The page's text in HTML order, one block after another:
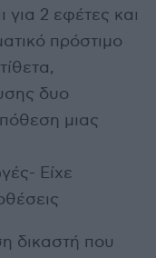
για 2 εφέτες και
πρόστιμο
δυο
μιας
Είχε
δικαστή που